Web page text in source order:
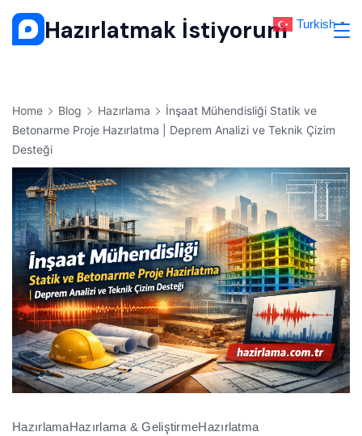
Skip
Hazırlatmak İstiyorum
Home Blog Hazırlama
İnşaat Mühendisliği Statik ve
Betonarme Proje Hazırlatma | Deprem Analizi ve Teknik Çizim
Desteği
HazırlamaHazırlama & GeliştirmeHazırlatma
Turkish ▼